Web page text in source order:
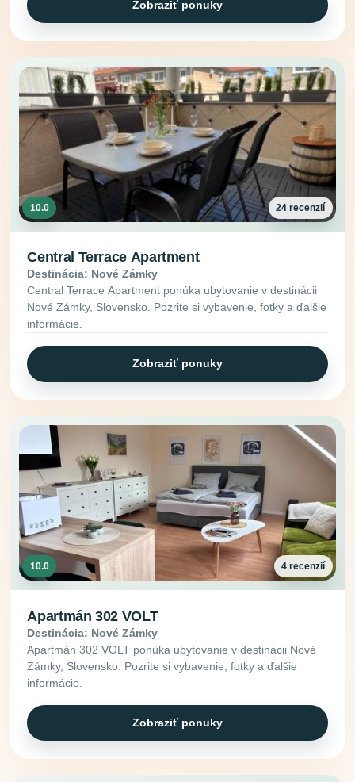
Zobraziť ponuky
10.0 24 recenzií
Central Terrace Apartment
Destinácia: Nové Zámky
Central Terrace Apartment ponúka ubytovanie v destinácii
Nové Zámky, Slovensko. Pozrite si vybavenie, fotky a ďalšie
informácie.
Zobraziť ponuky
10.0 4 recenzií
Apartmán 302 VOLT
Destinácia: Nové Zámky
Apartmán 302 VOLT ponúka ubytovanie v destinácii Nové
Zámky, Slovensko. Pozrite si vybavenie, fotky a ďalšie
informácie.
Zobraziť ponuky